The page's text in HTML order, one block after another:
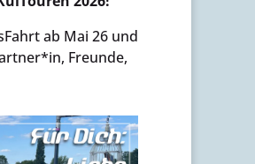
ab Mai 26 und
Freunde,